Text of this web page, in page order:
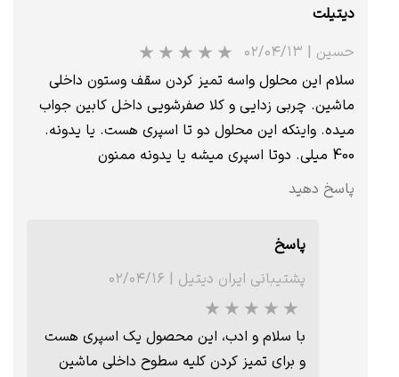
★★★
دیتیلت
حسین | ۰۲/۰۴/۱۳
سلام این محلول واسه تمیز کردن سقف وستون داخلی
ماشین. چربی زدایی و کلا صفرشویی داخل کابین جواب
میده. واینکه این محلول دو تا اسپری هست. یا یدونه.
400 میلی. دوتا اسپری میشه یا یدونه ممنون
پاسخ دهید
پاسخ
پشتیبانی ایران دیتیل | ۰۲/۰۴/۱۶
با سلام و ادب، این محصول یک اسپری هست
و برای تمیز کردن کلیه سطوح داخلی ماشین